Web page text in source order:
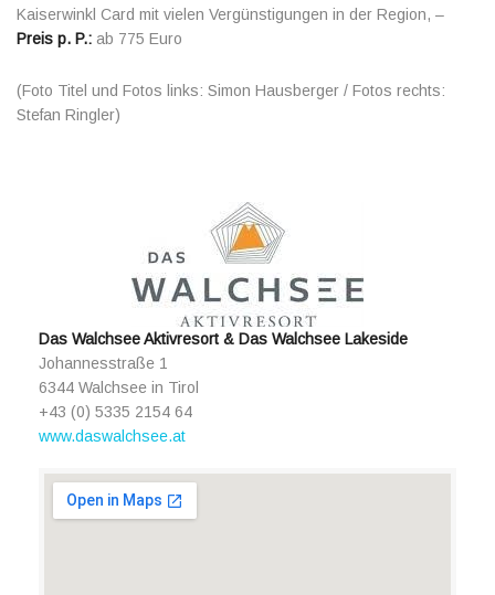
Kaiserwinkl Card mit vielen Vergünstigungen in der Region, –
Preis p. P.: ab 775 Euro
(Foto Titel und Fotos links: Simon Hausberger / Fotos rechts:
Stefan Ringler)
Das Walchsee Aktivresort & Das Walchsee Lakeside
Johannesstraße 1
6344 Walchsee in Tirol
+43 (0) 5335 2154 64
www.daswalchsee.at